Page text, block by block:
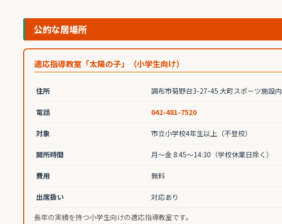
公的な居場所
適応指導教室「太陽の子」（小学生向け）
住所 調布市菊野台3-27-45 大町スポーツ施設内
電話 042-481-7520
対象 市立小学校4年生以上（不登校）
開所時間 月〜金 8:45〜14:30（学校休業日除く）
費用 無料
出席扱い 対応あり
長年の実績を持つ小学生向けの適応指導教室です。